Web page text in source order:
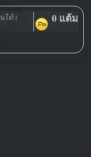
ได้:( 0 แต้ม